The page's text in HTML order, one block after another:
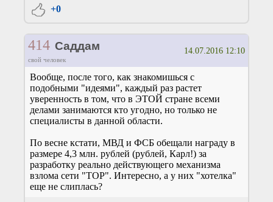
+0
414 Саддам
свой человек
14.07.2016 12:10
Вообще, после того, как знакомишься с
подобными "идеями", каждый раз растет
уверенность в том, что в ЭТОЙ стране всеми
делами занимаются кто угодно, но только не
специалисты в данной области.
По весне кстати, МВД и ФСБ обещали награду в
размере 4,3 млн. рублей (рублей, Карл!) за
разработку реально действующего механизма
взлома сети "ТОР". Интересно, а у них "хотелка"
еще не слиплась?